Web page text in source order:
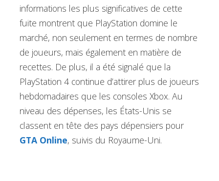
informations les plus significatives de cette
fuite montrent que PlayStation domine le
marché, non seulement en termes de nombre
de joueurs, mais également en matière de
recettes. De plus, il a été signalé que la
PlayStation 4 continue d’attirer plus de joueurs
hebdomadaires que les consoles Xbox. Au
niveau des dépenses, les États-Unis se
classent en tête des pays dépensiers pour
GTA Online, suivis du Royaume-Uni.